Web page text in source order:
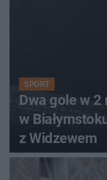
SPORT
Dwa gole w 2
w
z Widzewem